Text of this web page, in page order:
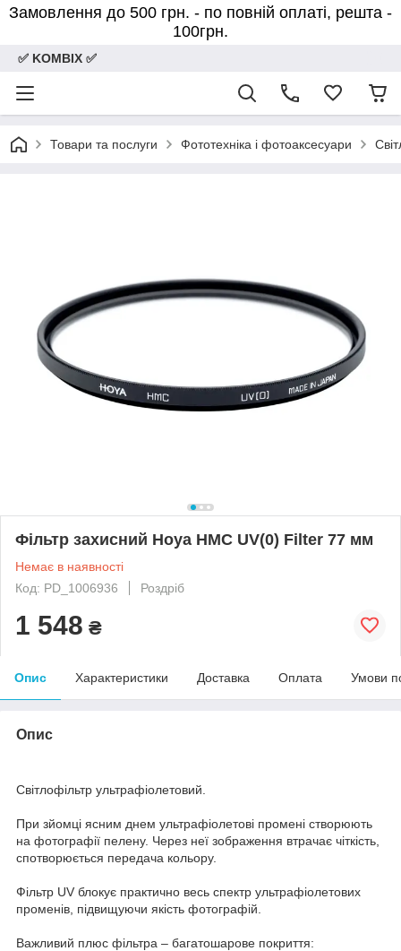
Замовлення до 500 грн. - по повній оплаті, решта -
100грн.
✅ KOMBIX ✅
Товари та послуги Фототехніка і фотоаксесуари
Фільтр захисний Hoya HMC UV(0) Filter 77 мм
Немає в наявності
Код: PD_1006936
Роздріб
1 548 ₴
Опис Характеристики Доставка Оплата Умови
Опис
Світлофільтр ультрафіолетовий.
При зйомці ясним днем ультрафіолетові промені створюють
на фотографії пелену. Через неї зображення втрачає чіткість,
спотворюється передача кольору.
Фільтр UV блокує практично весь спектр ультрафіолетових
променів, підвищуючи якість фотографій.
Важливий плюс фільтра – багатошарове покриття: